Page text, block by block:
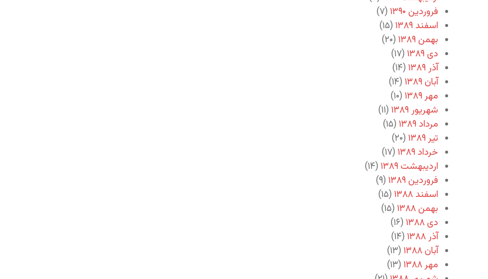
فروردین ۱۳۹۰
(۷)
اسفند ۱۳۸۹
(۱۵)
بهمن ۱۳۸۹
(۲۰)
دی ۱۳۸۹
(۱۷)
آذر ۱۳۸۹
(۱۴)
آبان ۱۳۸۹
(۱۴)
مهر ۱۳۸۹
(۱۰)
شهریور ۱۳۸۹
(۱۱)
مرداد ۱۳۸۹
(۱۵)
تیر ۱۳۸۹
(۲۰)
خرداد ۱۳۸۹
(۱۷)
اردیبهشت ۱۳۸۹
(۱۴)
فروردین ۱۳۸۹
(۹)
اسفند ۱۳۸۸
(۱۵)
بهمن ۱۳۸۸
(۱۵)
دی ۱۳۸۸
(۱۶)
آذر ۱۳۸۸
(۱۴)
آبان ۱۳۸۸
(۱۳)
مهر ۱۳۸۸
(۱۳)